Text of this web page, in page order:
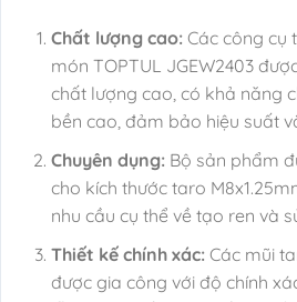
Chất lượng cao:Các công cụ
món TOPTUL JGEW2403
chất lượng cao, có khả năng
bền cao, đảm bảo hiệu suất
Chuyên dụng:Bộ sản phẩm
cho kích thước taro
nhu cầu cụ thể về tạo ren và
Thiết kế chính xác:Các mũi
được gia công với độ chính